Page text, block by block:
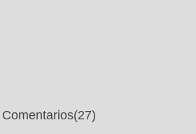
Comentarios(27)